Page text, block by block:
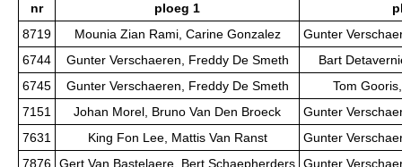
nr
ploeg 1
8719
Mounia Zian Rami, Carine Gonzalez
Gunter
6744
Gunter Verschaeren, Freddy De Smeth
Bart
6745
Gunter Verschaeren, Freddy De Smeth
Tom
7151
Johan Morel, Bruno Van Den Broeck
Gunter
7631
King Fon Lee, Mattis Van Ranst
Gunter
7876 Gert Van Bastelaere, Bert Schaepherders Gunter